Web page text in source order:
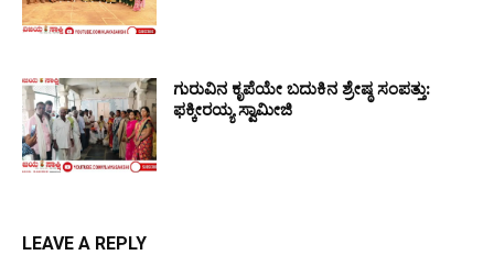
ಗುರುವಿನ ಕೃಪೆಯೇ ಬದುಕಿನ ಶ್ರೇಷ್ಠ ಸಂಪತ್ತು:
ಫಕ್ಕೀರಯ್ಯ ಸ್ವಾಮೀಜಿ
LEAVE A REPLY